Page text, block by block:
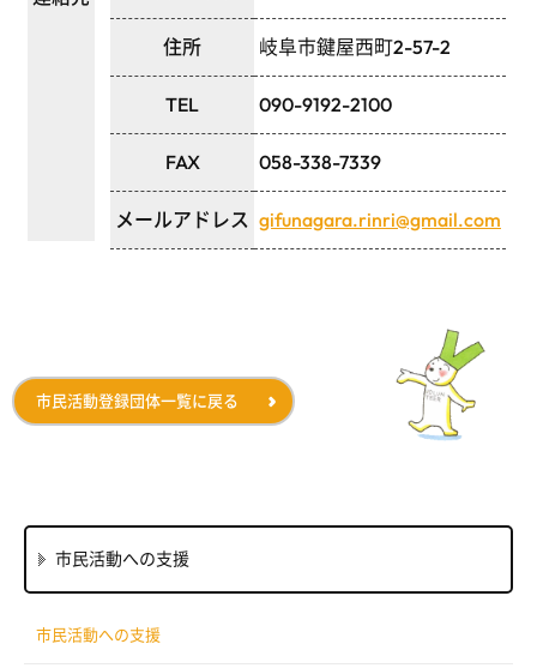
住所 岐阜市鍵屋西町2-57-2
TEL 090-9192-2100
FAX 058-338-7339
メールアドレス gifunagara.rinri@gmail.com
市民活動登録団体一覧に戻る
市民活動への支援
市民活動への支援